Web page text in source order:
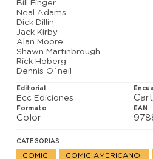
Janson, Neal Adams, Rick
Martinbrough
Bill Finger
Neal Adams
Dick Dillin
Jack Kirby
Alan Moore
Shawn Martinbrough
Rick Hoberg
Dennis O´neil
Editorial
Ecc Ediciones
Formato
Color
EAN
CATEGORIAS
CÓMIC CÓMIC AMERICANO